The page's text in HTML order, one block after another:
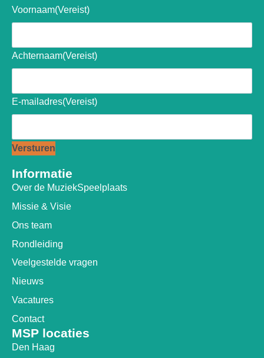
Voornaam(Vereist)
Achternaam(Vereist)
E-mailadres(Vereist)
Versturen
Informatie
Over de MuziekSpeelplaats
Missie & Visie
Ons team
Rondleiding
Veelgestelde vragen
Nieuws
Vacatures
Contact
MSP locaties
Den Haag